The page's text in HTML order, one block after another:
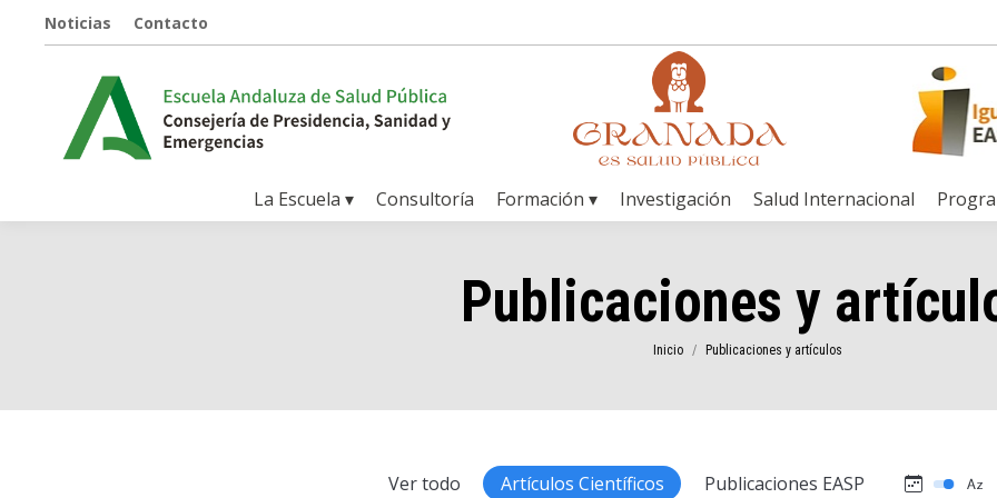
Noticias Contacto
La Escuela ▾ Consultoría Formación ▾ Investigación Salud Internacional
Publicaciones y
Estás aquí:
Inicio Publicaciones y artículos
Ver todo Artículos Científicos Publicaciones EASP